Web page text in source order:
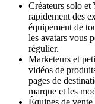
Créateurs solo
rapidement des
équipement de
les avatars vous
régulier.
Marketeurs et
vidéos de
pages de
marque et les